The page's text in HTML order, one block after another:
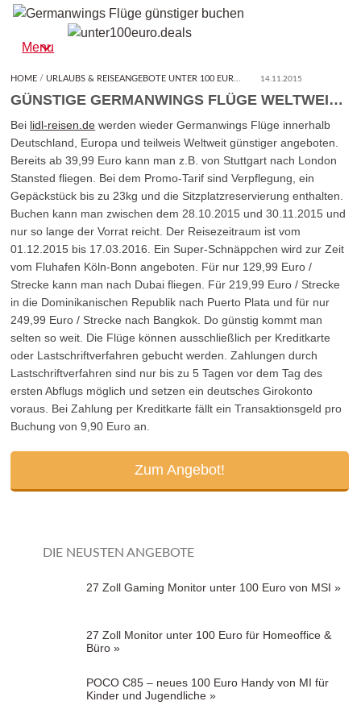
unter100euro.deals
Finde hier den Besten Deal unter 100,- Euro!
Menu
HOME / URLAUBS & REISEANGEBOTE UNTER 100 EURO GÜNSTIGE
14.11.2015
GÜNSTIGE GERMANWINGS FLÜGE WELTWEIT AB 40 EURO
Bei lidl-reisen.de werden wieder Germanwings Flüge innerhalb
Deutschland, Europa und teilweis Weltweit günstiger angeboten.
Bereits ab 39,99 Euro kann man z.B. von Stuttgart nach London
Stansted fliegen. Bei dem Promo-Tarif sind Verpflegung, ein
Gepäckstück bis zu 23kg und die Sitzplatzreservierung enthalten.
Buchen kann man zwischen dem 28.10.2015 und 30.11.2015 und
nur so lange der Vorrat reicht. Der Reisezeitraum ist vom
01.12.2015 bis 17.03.2016. Ein Super-Schnäppchen wird zur Zeit
vom Fluhafen Köln-Bonn angeboten. Für nur 129,99 Euro /
Strecke kann man nach Dubai fliegen. Für 219,99 Euro / Strecke
in die Dominikanischen Republik nach Puerto Plata und für nur
249,99 Euro / Strecke nach Bangkok. Do günstig kommt man
selten so weit. Die Flüge können ausschließlich per Kreditkarte
oder Lastschriftverfahren gebucht werden. Zahlungen durch
Lastschriftverfahren sind nur bis zu 5 Tagen vor dem Tag des
ersten Abflugs möglich und setzen ein deutsches Girokonto
voraus. Bei Zahlung per Kreditkarte fällt ein Transaktionsgeld pro
Buchung von 9,90 Euro an.
Zum Angebot!
DIE NEUSTEN ANGEBOTE
27 Zoll Gaming Monitor unter 100 Euro von MSI »
27 Zoll Monitor unter 100 Euro für Homeoffice &
Büro »
POCO C85 – neues 100 Euro Handy von MI für
Kinder und Jugendliche »